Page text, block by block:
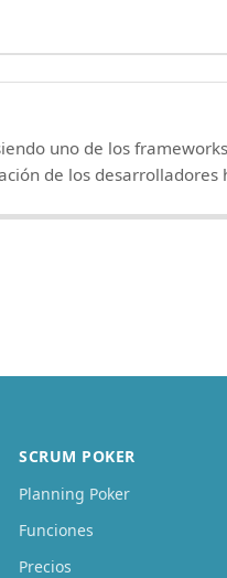
uno de los
de los
SCRUM POKER
Planning Poker
Funciones
Precios